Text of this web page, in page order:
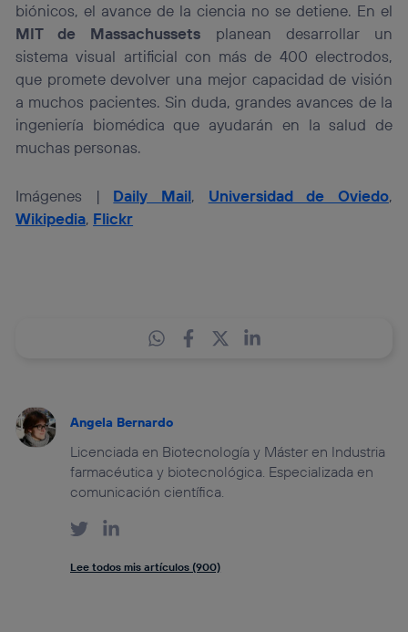
biónicos, el avance de la ciencia no se detiene. En el
MIT de Massachussets planean desarrollar un
sistema visual artificial con más de 400 electrodos,
que promete devolver una mejor capacidad de visión
a muchos pacientes. Sin duda, grandes avances de la
ingeniería biomédica que ayudarán en la salud de
muchas personas.
Imágenes | Daily Mail, Universidad de Oviedo,
Wikipedia, Flickr
Angela Bernardo
Licenciada en Biotecnología y Máster en Industria
farmacéutica y biotecnológica. Especializada en
comunicación científica.
Lee todos mis artículos (900)